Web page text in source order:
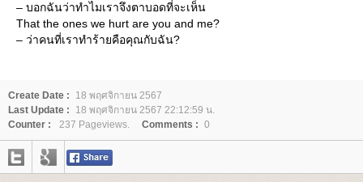
– บอกฉันว่าทำไมเราจึงตาบอดที่จะเห็น
That the ones we hurt are you and me?
– ว่าคนที่เราทำร้ายคือคุณกับฉัน?
Create Date :
18 พฤศจิกายน 2567
Last Update :
18 พฤศจิกายน 2567 22:12:59 น.
Counter :
237 Pageviews. Comments : 0